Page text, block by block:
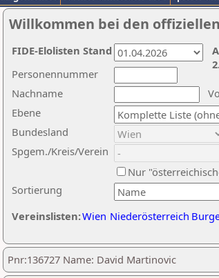
Willkommen bei den
Nachname
Ebene
Sortierung
Personennummer
Bundesland
Spgem./Kreis/Verein
Nur
Vereinslisten:Wien Niederösterreich
FIDE-Elolisten Stand
Pnr:136727 Name: David Martinovic